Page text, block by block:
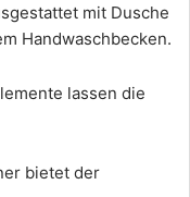
mit Dusche
Handwaschbecken.
lassen die
bietet der